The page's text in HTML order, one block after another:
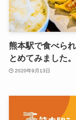
熊本駅で食べら
とめてみました。
2020年9月13日